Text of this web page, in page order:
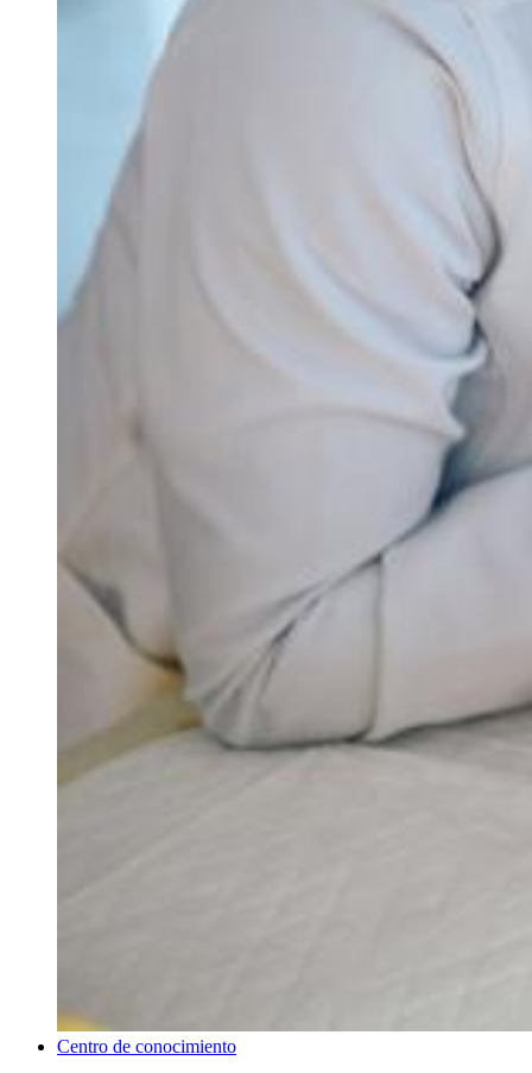
Centro de conocimiento